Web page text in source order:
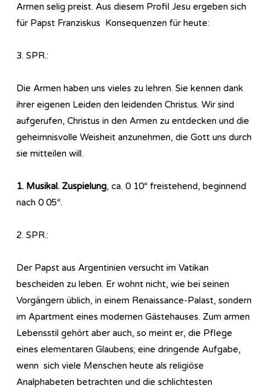
Armen selig preist. Aus diesem Profil Jesu ergeben sich
für Papst Franziskus Konsequenzen für heute:
3. SPR.:
Die Armen haben uns vieles zu lehren. Sie kennen dank
ihrer eigenen Leiden den leidenden Christus. Wir sind
aufgerufen, Christus in den Armen zu entdecken und die
geheimnisvolle Weisheit anzunehmen, die Gott uns durch
sie mitteilen will.
1. Musikal. Zuspielung, ca. 0 10“ freistehend, beginnend
nach 0 05“.
2. SPR.:
Der Papst aus Argentinien versucht im Vatikan
bescheiden zu leben. Er wohnt nicht, wie bei seinen
Vorgängern üblich, in einem Renaissance-Palast, sondern
im Apartment eines modernen Gästehauses. Zum armen
Lebensstil gehört aber auch, so meint er, die Pflege
eines elementaren Glaubens; eine dringende Aufgabe,
wenn sich viele Menschen heute als religiöse
Analphabeten betrachten und die schlichtesten